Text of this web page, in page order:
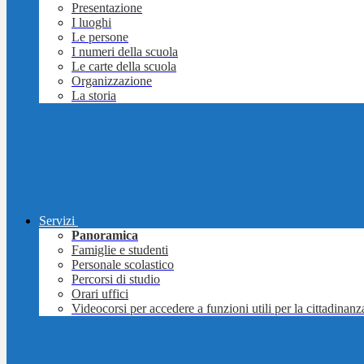
Presentazione
I luoghi
Le persone
I numeri della scuola
Le carte della scuola
Organizzazione
La storia
Servizi
Panoramica
Famiglie e studenti
Personale scolastico
Percorsi di studio
Orari uffici
Videocorsi per accedere a funzioni utili per la